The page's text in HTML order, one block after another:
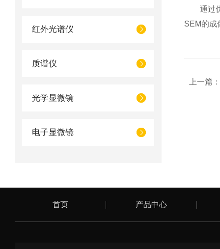
红外光谱仪
质谱仪
光学显微镜
电子显微镜
通过优
SEM的成
上一篇：
首页 产品中心